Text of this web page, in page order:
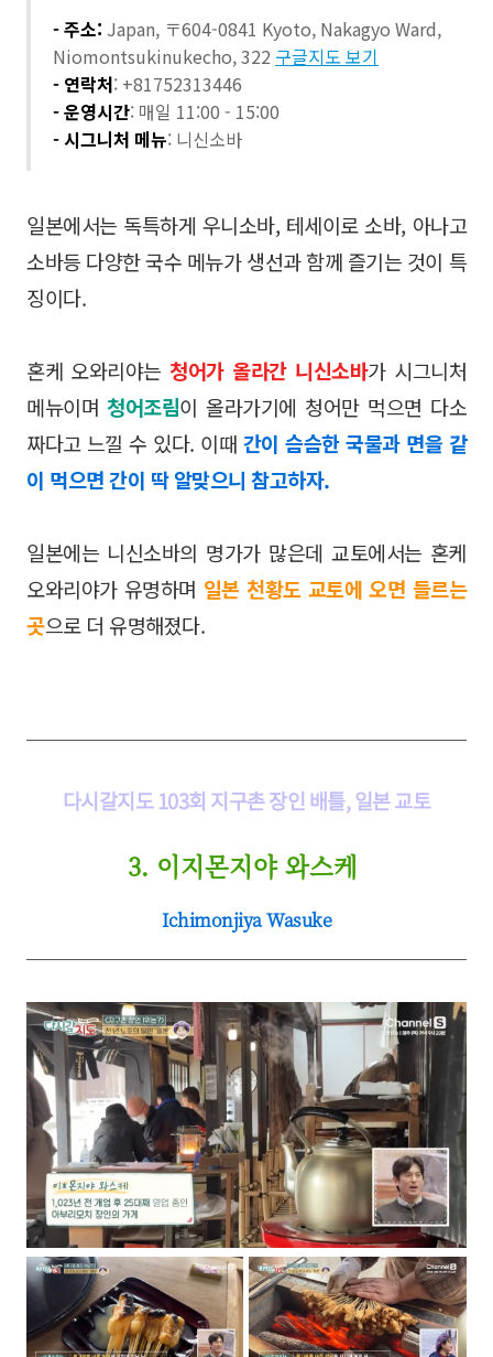
- 주소: Japan, 〒604-0841 Kyoto, Nakagyo Ward,
Niomontsukinukecho, 322 구글지도 보기
- 연락처: +81752313446
- 운영시간: 매일 11:00 - 15:00
- 시그니처 메뉴: 니신소바
일본에서는 독특하게 우니소바, 테세이로 소바, 아나고
소바등 다양한 국수 메뉴가 생선과 함께 즐기는 것이 특
징이다.
혼케 오와리야는 청어가 올라간 니신소바가 시그니처
메뉴이며 청어조림이 올라가기에 청어만 먹으면 다소
짜다고 느낄 수 있다. 이때 간이 슴슴한 국물과 면을 같
이 먹으면 간이 딱 알맞으니 참고하자.
일본에는 니신소바의 명가가 많은데 교토에서는 혼케
오와리야가 유명하며 일본 천황도 교토에 오면 들르는
곳으로 더 유명해졌다.
다시갈지도 103회 지구촌 장인 배틀, 일본 교토
3. 이지몬지야 와스케
Ichimonjiya Wasuke